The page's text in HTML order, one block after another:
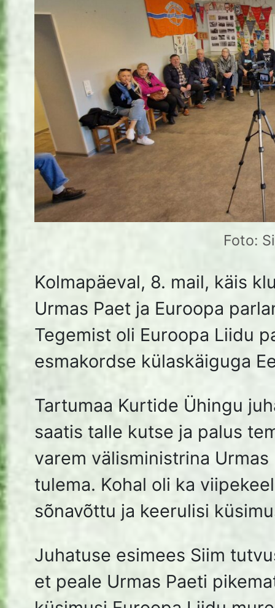
Tartumaa Kurtide Ühingu juhatuse esimees Siim
saatis talle kutse ja palus temalt pikemat sõnavõttu.
varem välisministrina Urmas Paetiga ja seetõttu ta
tulema. Kohal oli ka viipekeeletõlk, kes tõlkis kogu
sõnavõttu ja keerulisi küsimusi.
Juhatuse esimees Siim tutvustas kohalolijatele külalist
et peale Urmas Paeti pikemat sõnavõttu võivad kõik
küsimusi Euroopa Liidu muredest, NATO tuleviku ja
majanduse kohta. Sealhulgas muidugi ka välispoliitika
Kui Urmas Paet oli oma sisuka sõnavõtu lõpetatud, siis
ühingu liikmed küsimusi esitama. Teemasid oli
sõjaoht Eestile, meie riigi kehva majandusliku sisu
erinevate maailmas oluliste, isikute kohta jm.
Pärast seda hakkas Siim näitama tema poolt koostatud
huvitavaid slaide. Seal oli erinevad fotod ja pildid,
Euroopa ja maailma kaardilt erinevaid kohti. Urmas
teadmisi.
Ürituse lõppedes kinkis Siim ühingu poolt Urmas
puidust ilusa seinaplaadi, mille peal oli ühingu logo,
nimi ja tänusõnad. Urmas Paet kinkis kõigile
poolt koostatud „Euroopa Liidu mõjuka välispoliitika
võimalikkusest“ raamatu.
kultuuripealinn lipp.
TKÜ juhatus!
https://www.facebook.com/urmaspaet1
Fotod: Siim Kaunissaare ja Kaido Paales